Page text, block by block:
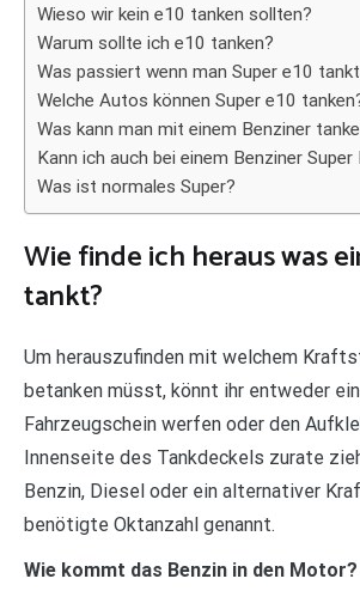
Wieso wir kein e10 tanken sollten?
Warum sollte ich e10 tanken?
Was passiert wenn man Super e10
Welche Autos können Super e10
Was kann man mit einem Benziner
Kann ich auch bei einem Benziner Super
Was ist normales Super?
Wie finde ich heraus was
tankt?
Um herauszufinden mit welchem
betanken müsst, könnt ihr entweder
Fahrzeugschein werfen oder den
Innenseite des Tankdeckels zurate
Benzin, Diesel oder ein alternativer
benötigte Oktanzahl genannt.
Wie kommt das Benzin in den Motor?